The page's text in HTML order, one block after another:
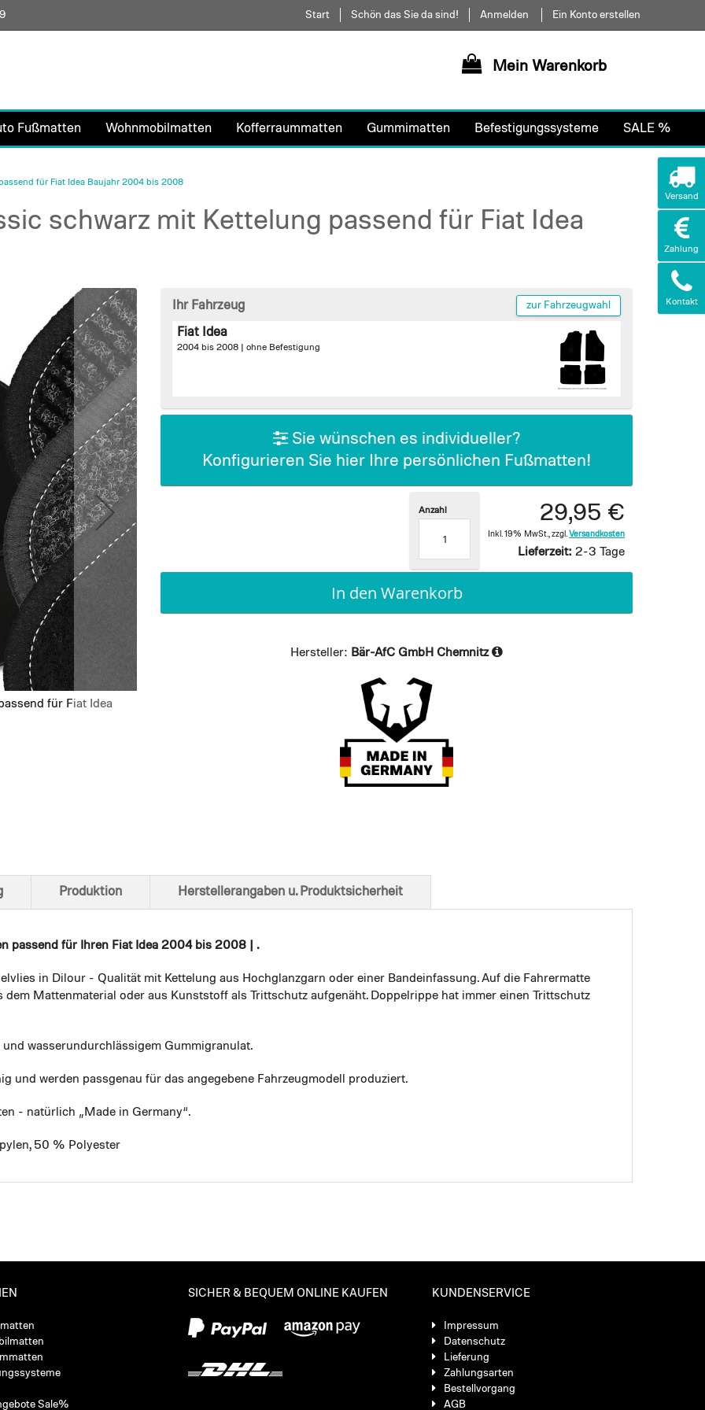
Direkt
zum
Start Schön das Sie da sind! Anmelden Ein Konto erstellen
Mein Warenkorb
Fußmatten Wohnmobilmatten Kofferraummatten Gummimatten Befestigungssysteme SALE %
für Fiat Idea Baujahr 2004 bis 2008
schwarz mit Kettelung passend für Fiat Idea
für Fiat Idea
Ansicht von unten
Ihr Fahrzeug zur Fahrzeugwahl
Fiat Idea
2004 bis 2008 | ohne Befestigung
Sie wünschen es individueller?
Konfigurieren Sie hier Ihre persönlichen Fußmatten!
29,95 €
Inkl. 19% MwSt. zzgl. Versandkosten
Lieferzeit: 2-3 Tage
Anzahl
In den Warenkorb
Hersteller: Bär-AfC GmbH Chemnitz
passend für Ihren Fiat Idea 2004 bis 2008 | .
in Dilour - Qualität mit Kettelung aus Hochglanzgarn oder einer Bandeinfassung. Auf die Fahrermatte
Mattenmaterial oder aus Kunststoff als Trittschutz aufgenäht. Doppelrippe hat immer einen Trittschutz
wasserundurchlässigem Gummigranulat.
und werden passgenau für das angegebene Fahrzeugmodell produziert.
- natürlich „Made in Germany“.
50 % Polyester
Produktion Herstellerangaben u. Produktsicherheit
Sale%
SICHER & BEQUEM ONLINE KAUFEN KUNDENSERVICE
Impressum
Datenschutz
Lieferung
Zahlungsarten
Bestellvorgang
AGB
Versand
Zahlung
Kontakt